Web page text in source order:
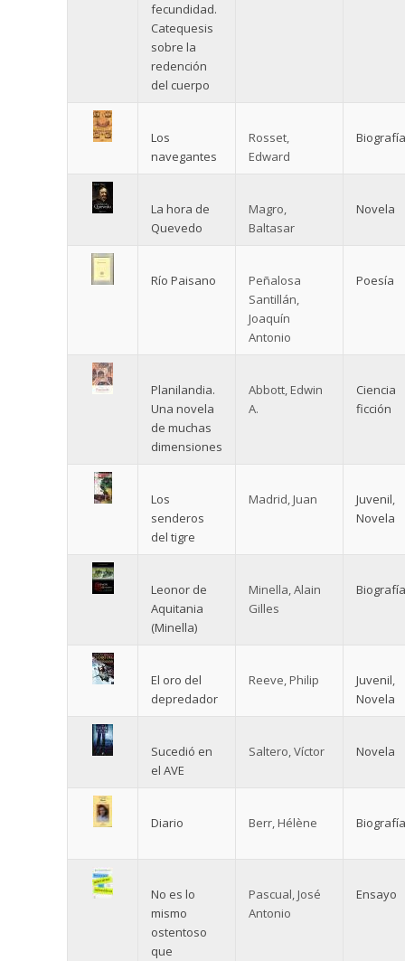
fecundidad.
Catequesis
sobre la
redención
del cuerpo
Los
navegantes
Rosset,
Edward
Biografía
La hora de
Quevedo
Magro,
Baltasar
Novela
Río Paisano
Peñalosa
Santillán,
Joaquín
Antonio
Poesía
Planilandia.
Una novela
de muchas
dimensiones
Abbott, Edwin
A.
Ciencia
ficción
Los
senderos
del tigre
Madrid, Juan Juvenil,
Novela
Leonor de
Aquitania
(Minella)
Minella, Alain
Gilles
Biografía
El oro del
depredador
Reeve, Philip Juvenil,
Novela
Sucedió en
el AVE
Saltero, Víctor Novela
Diario Berr, Hélène Biografía
No es lo
mismo
ostentoso
que
Pascual, José
Antonio
Ensayo